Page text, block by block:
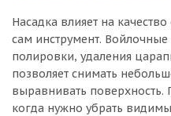
Насадка влияет на
сам инструмент. Войлочные
полировки, удаления
позволяет снимать
выравнивать поверхность.
когда нужно убрать